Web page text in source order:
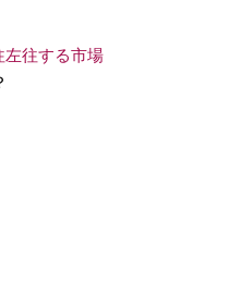
左往する市場